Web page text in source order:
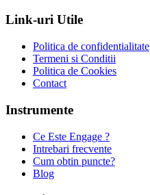
Link-uri Utile
Politica de confidentialitate
Termeni si Conditii
Politica de Cookies
Contact
Instrumente
Ce Este Engage ?
Intrebari frecvente
Cum obtin puncte?
Blog